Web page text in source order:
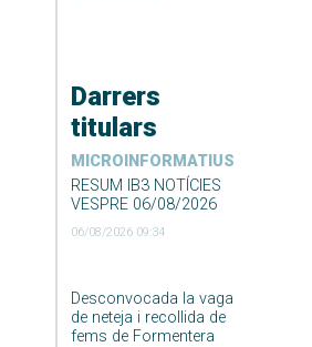
Darrers
titulars
MICROINFORMATIUS
RESUM IB3 NOTÍCIES
VESPRE 06/08/2026
06/08/2026 09:34
Desconvocada la vaga
de neteja i recollida de
fems de Formentera